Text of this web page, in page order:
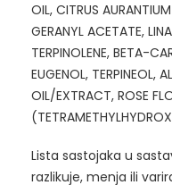
OIL, CITRUS
GERANYL ACETATE,
TERPINOLENE, BETA-
EUGENOL, TERPINEOL,
OIL/EXTRACT, ROSE
Lista sastojaka u
razlikuje, menja ili